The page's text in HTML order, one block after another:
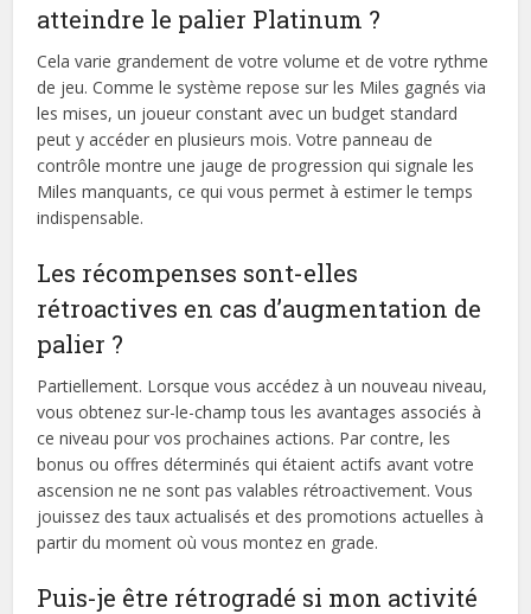
atteindre le palier Platinum ?
Cela varie grandement de votre volume et de votre rythme
de jeu. Comme le système repose sur les Miles gagnés via
les mises, un joueur constant avec un budget standard
peut y accéder en plusieurs mois. Votre panneau de
contrôle montre une jauge de progression qui signale les
Miles manquants, ce qui vous permet à estimer le temps
indispensable.
Les récompenses sont-elles
rétroactives en cas d’augmentation de
palier ?
Partiellement. Lorsque vous accédez à un nouveau niveau,
vous obtenez sur-le-champ tous les avantages associés à
ce niveau pour vos prochaines actions. Par contre, les
bonus ou offres déterminés qui étaient actifs avant votre
ascension ne ne sont pas valables rétroactivement. Vous
jouissez des taux actualisés et des promotions actuelles à
partir du moment où vous montez en grade.
Puis-je être rétrogradé si mon activité